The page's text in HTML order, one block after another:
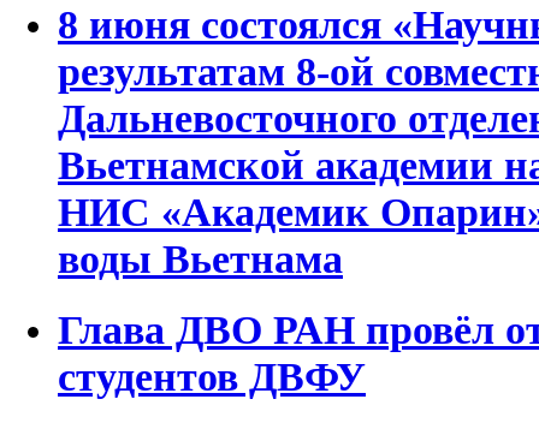
8 июня состоялся
результатам 8-ой
Дальневосточного
Вьетнамской академии
НИС «Академик
воды Вьетнама
Глава ДВО РАН провёл
студентов ДВФУ